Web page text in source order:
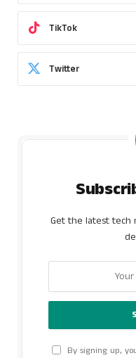
TikTok
Twitter
Get the latest tech
By signing up,